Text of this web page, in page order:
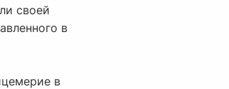
своей
в
в